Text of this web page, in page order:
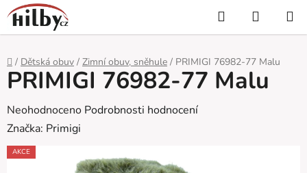
Přejít
na
obsah
Hledat
KOŠÍK
Domů
/ Dětská obuv / Zimní obuv, sněhule / PRIMIGI 76982-77 Malu
PRIMIGI 76982-77 Malu
Průměrné
hodnocení
produktu
Neohodnoceno Podrobnosti hodnocení
Značka: Primigi
AKCE